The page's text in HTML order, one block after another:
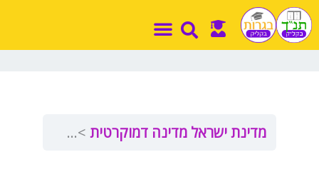
דילוג
לתוכן
מדינת ישראל מדינה דמוקרטית הרעיון